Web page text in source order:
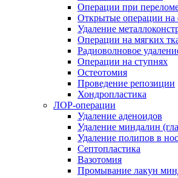
Операции при
Открытые операции на
Удаление
Операции на мягких
Радиоволновое
Операции на ступнях
Остеотомия
Проведение репозиции
Хондропластика
ЛОР-операции
Удаление аденоидов
Удаление миндалин
Удаление полипов в
Септопластика
Вазотомия
Промывание лакун